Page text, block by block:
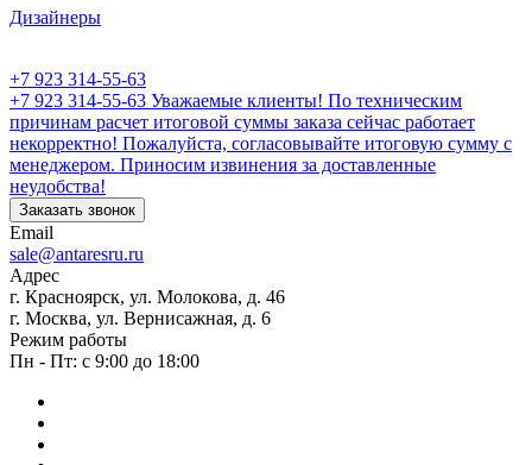
Дизайнеры
+7 923 314-55-63
+7 923 314-55-63 Уважаемые клиенты! По техническим
причинам расчет итоговой суммы заказа сейчас работает
некорректно! Пожалуйста, согласовывайте итоговую сумму с
менеджером. Приносим извинения за доставленные
неудобства!
Заказать звонок
Email
sale@antaresru.ru
Адрес
г. Красноярск, ул. Молокова, д. 46
г. Москва, ул. Вернисажная, д. 6
Режим работы
Пн - Пт: с 9:00 до 18:00